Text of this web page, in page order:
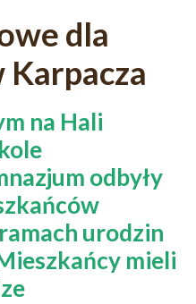
dla
na Hali
odbyły
urodzin
mieli